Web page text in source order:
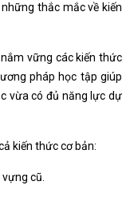
thắc mắc về kiến
vững các kiến thức
pháp học tập giúp
vừa có đủ năng lực dự
kiến thức cơ bản:
cũ.